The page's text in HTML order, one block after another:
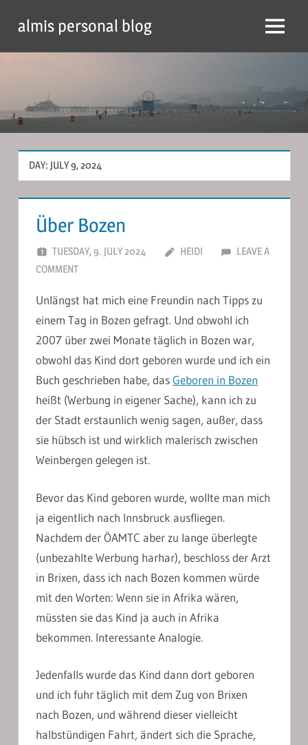
content
almis personal blog Menu
DAY: JULY 9, 2024
Über Bozen
TUESDAY, 9. JULY 2024 HEIDI
LEAVE A
COMMENT
Unlängst hat mich eine Freundin nach Tipps zu
einem Tag in Bozen gefragt. Und obwohl ich
2007 über zwei Monate täglich in Bozen war,
obwohl das Kind dort geboren wurde und ich ein
Buch geschrieben habe, dasGeboren in Bozen
heißt (Werbung in eigener Sache), kann ich zu
der Stadt erstaunlich wenig sagen, außer, dass
sie hübsch ist und wirklich malerisch zwischen
Weinbergen gelegen ist.
Bevor das Kind geboren wurde, wollte man mich
ja eigentlich nach Innsbruck ausfliegen.
Nachdem der ÖAMTC aber zu lange überlegte
(unbezahlte Werbung harhar), beschloss der Arzt
in Brixen, dass ich nach Bozen kommen würde
mit den Worten: Wenn sie in Afrika wären,
müssten sie das Kind ja auch in Afrika
bekommen. Interessante Analogie.
Jedenfalls wurde das Kind dann dort geboren
und ich fuhr täglich mit dem Zug von Brixen
nach Bozen, und während dieser vielleicht
halbstündigen Fahrt, ändert sich die Sprache,